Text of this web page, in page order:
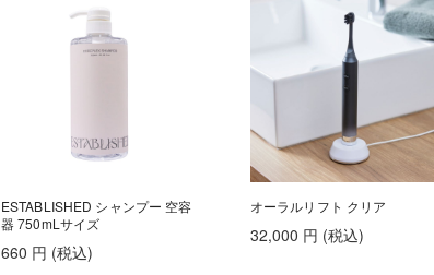
ESTABLISHED シャンプー 空容
器 750mLサイズ
660 円 (税込)
オーラルリフト クリア
32,000 円 (税込)